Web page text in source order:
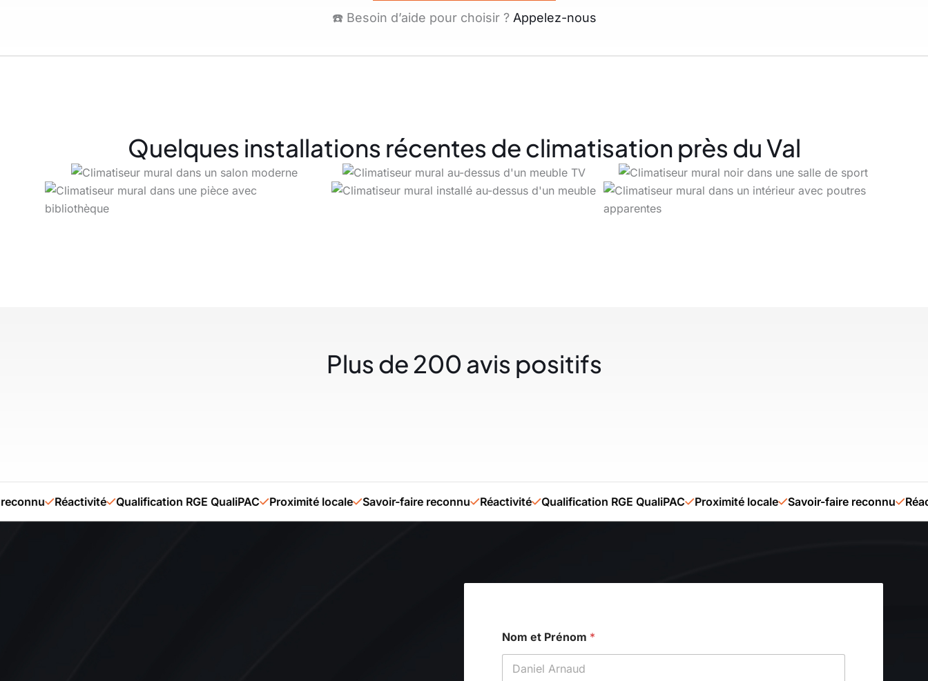
☎️ Besoin d’aide pour choisir ? Appelez-nous
Quelques installations récentes de climatisation près du Val
Plus de 200 avis positifs
Savoir-faire reconnu
Réactivité Qualification RGE QualiPAC Proximité locale Savoir-faire reconnu Réactivité Qualification RGE QualiPAC Proximité locale
Nom et Prénom *